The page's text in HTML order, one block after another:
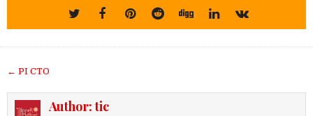
Nawigacja
wpisu
← PI CTO
Author:tic